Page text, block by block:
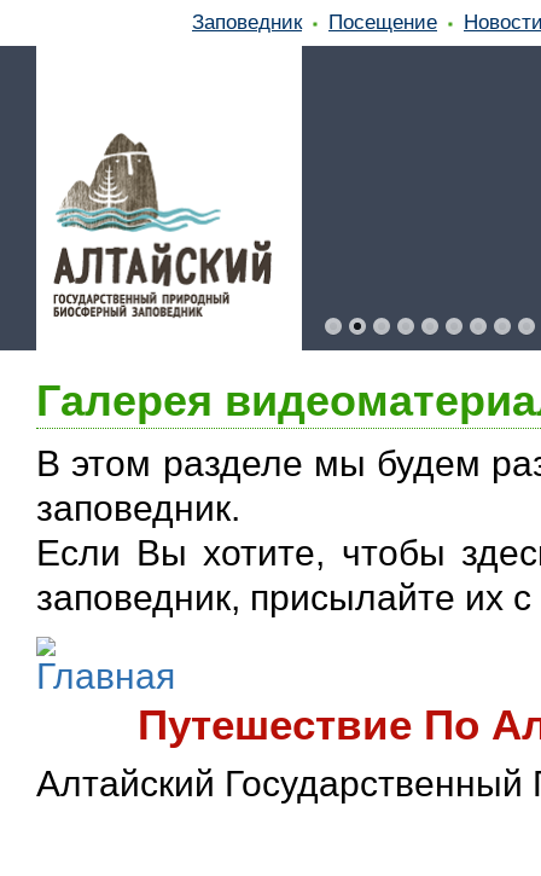
Заповедник Посещение
Галерея
В этом разделе мы будем
заповедник.
Если Вы хотите, чтобы
заповедник, присылайте их
Путешествие По
Алтайский